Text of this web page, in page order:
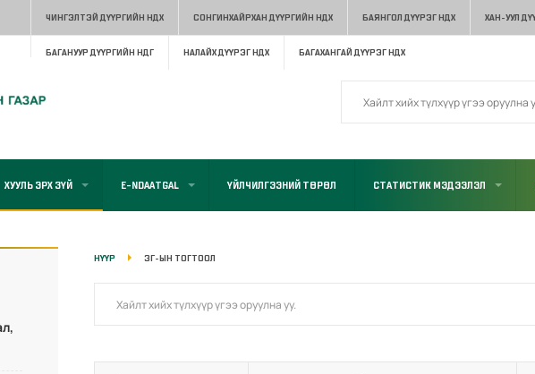
ЧИНГЭЛТЭЙ ДҮҮРГИЙН НДХ СОНГИНХАЙРХАН ДҮҮРГИЙН НДХ БАЯНГОЛ ДҮҮРЭГ НДХ ХАН-УУЛ
БАГАНУУР ДҮҮРГИЙН НДГ НАЛАЙХ ДҮҮРЭГ НДХ БАГАХАНГАЙ ДҮҮРЭГ НДХ
ХУУЛЬ ЭРХ ЗҮЙ E-NDAATGAL ҮЙЛЧИЛГЭЭНИЙ ТӨРӨЛ СТАТИСТИК МЭДЭЭЛЭЛ
НҮҮР ЗГ-ЫН ТОГТООЛ